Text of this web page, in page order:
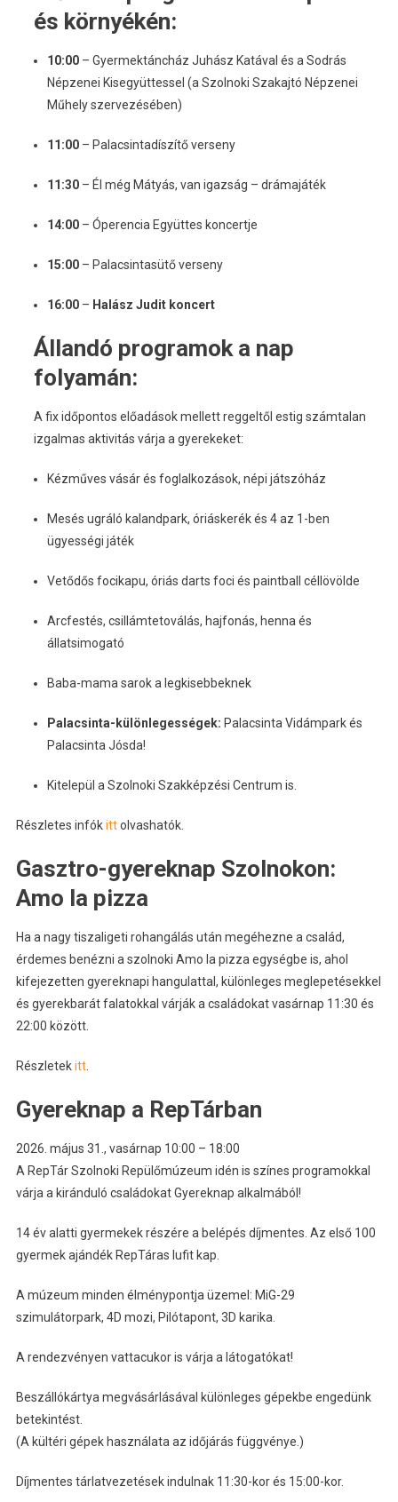
és környékén:
10:00– Gyermektáncház Juhász Katával és a Sodrás
Népzenei Kisegyüttessel (a Szolnoki Szakajtó Népzenei
Műhely szervezésében)
11:00– Palacsintadíszítő verseny
11:30– Él még Mátyás, van igazság – drámajáték
14:00– Óperencia Együttes koncertje
15:00– Palacsintasütő verseny
16:00– Halász Judit koncert
Állandó programok a nap
folyamán:
A fix időpontos előadások mellett reggeltől estig számtalan
izgalmas aktivitás várja a gyerekeket:
Kézműves vásár és foglalkozások, népi játszóház
Mesés ugráló kalandpark, óriáskerék és 4 az 1-ben
ügyességi játék
Vetődős focikapu, óriás darts foci és paintball céllövölde
Arcfestés, csillámtetoválás, hajfonás, henna és
állatsimogató
Baba-mama sarok a legkisebbeknek
Palacsinta-különlegességek: Palacsinta Vidámpark és
Palacsinta Jósda!
Kitelepül a Szolnoki Szakképzési Centrum is.
Részletes infókittolvashatók.
Gasztro-gyereknap Szolnokon:
Amo la pizza
Ha a nagy tiszaligeti rohangálás után megéhezne a család,
érdemes benézni a szolnoki Amo la pizza egységbe is, ahol
kifejezetten gyereknapi hangulattal, különleges meglepetésekkel
és gyerekbarát falatokkal várják a családokat vasárnap 11:30 és
22:00 között.
Részletekitt.
Gyereknap a RepTárban
2026. május 31., vasárnap 10:00 – 18:00
A RepTár Szolnoki Repülőmúzeum idén is színes programokkal
várja a kiránduló családokat Gyereknap alkalmából!
14 év alatti gyermekek részére a belépés díjmentes. Az első 100
gyermek ajándék RepTáras lufit kap.
A múzeum minden élménypontja üzemel: MiG-29
szimulátorpark, 4D mozi, Pilótapont, 3D karika.
A rendezvényen vattacukor is várja a látogatókat!
Beszállókártya megvásárlásával különleges gépekbe engedünk
betekintést.
(A kültéri gépek használata az időjárás függvénye.)
Díjmentes tárlatvezetések indulnak 11:30-kor és 15:00-kor.